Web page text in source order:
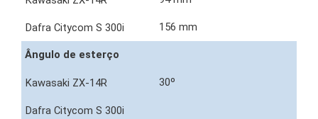
156 mm
Ângulo de esterço
30º